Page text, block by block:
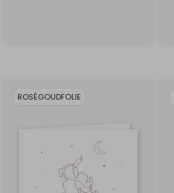
ROSÉGOUDFOLIE